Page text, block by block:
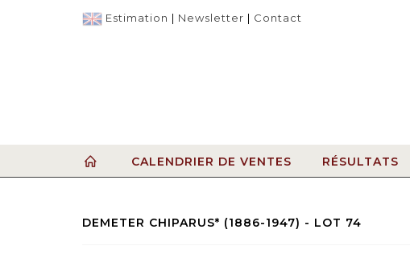
Estimation | Newsletter | Contact
CALENDRIER DE VENTES RÉSULTATS
DEMETER CHIPARUS* (1886-1947) - LOT 74